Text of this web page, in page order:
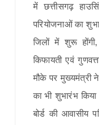
में छत्तीसगढ़
परियोजनाओं का
जिलों में शुरू
किफायती एवं
मौके पर मुख्यमंत्री
का भी शुभारंभ
बोर्ड की आवासीय